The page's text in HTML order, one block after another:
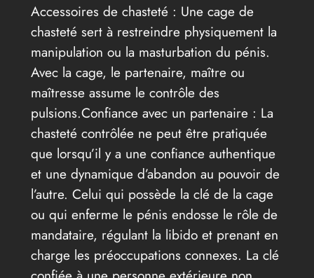
Accessoires de chasteté : Une cage de
chasteté sert à restreindre physiquement la
manipulation ou la masturbation du pénis.
Avec la cage, le partenaire, maître ou
maîtresse assume le contrôle des
pulsions.Confiance avec un partenaire : La
chasteté contrôlée ne peut être pratiquée
que lorsqu’il y a une confiance authentique
et une dynamique d’abandon au pouvoir de
l’autre. Celui qui possède la clé de la cage
ou qui enferme le pénis endosse le rôle de
mandataire, régulant la libido et prenant en
charge les préoccupations connexes. La clé